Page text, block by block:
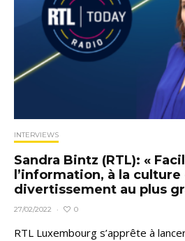
INTERVIEWS
Sandra Bintz (RTL): «
l’information, à la culture
divertissement au plus
27/02/2022 · 0
RTL Luxembourg s’apprête à